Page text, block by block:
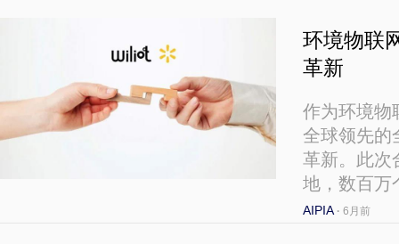
环境物联
革新
作为环境物
全球领先的
革新。此次
地，数百
AIPIA · 6月前